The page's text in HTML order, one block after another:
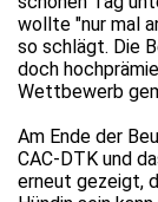
wollte "nur mal
so schlägt. Die
doch
Wettbewerb
Am Ende der
CAC-DTK und
erneut gezeigt,